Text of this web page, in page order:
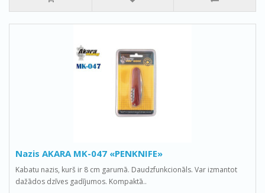
Nazis AKARA MK-047 «PENKNIFE»
Kabatu nazis, kurš ir 8 cm garumā. Daudzfunkcionāls. Var izmantot
dažādos dzīves gadījumos. Kompaktā..